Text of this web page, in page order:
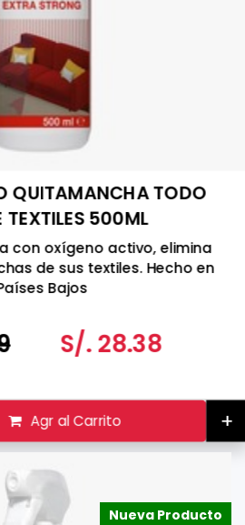
QUITAMANCHA TODO
TEXTILES 500ML
con oxígeno activo, elimina
de sus textiles. Hecho en
Bajos
S/. 28.38
Agr al Carrito +
Nueva Producto